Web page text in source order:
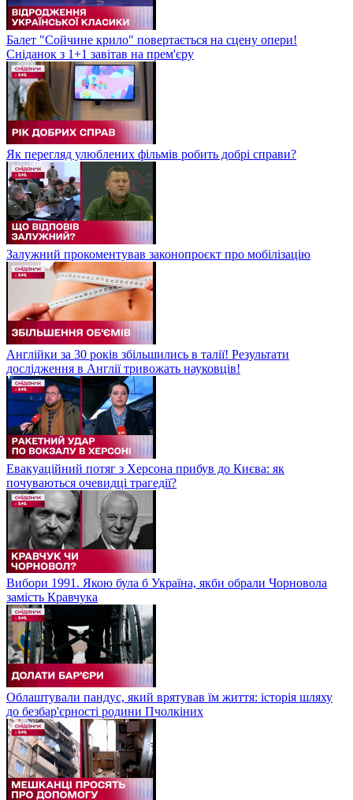
Балет "Сойчине крило" повертається на сцену опери!
Сніданок з 1+1 завітав на прем'єру
Як перегляд улюблених фільмів робить добрі справи?
Залужний прокоментував законопроєкт про мобілізацію
Англійки за 30 років збільшились в талії! Результати
дослідження в Англії тривожать науковців!
Евакуаційний потяг з Херсона прибув до Києва: як
почуваються очевидці трагедії?
Вибори 1991. Якою була б Україна, якби обрали Чорновола
замість Кравчука
Облаштували пандус, який врятував їм життя: історія шляху
до безбар'єрності родини Пчолкіних